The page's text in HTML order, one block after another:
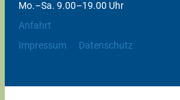
Mo.–Sa. 9.00–19.00 Uhr
Anfahrt
Impressum
Datenschutz